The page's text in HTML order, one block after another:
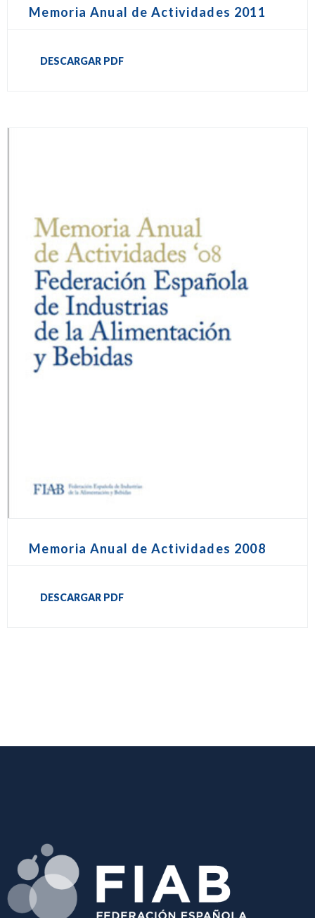
Memoria Anual de Actividades 2011
DESCARGAR PDF
Memoria Anual de Actividades 2008
DESCARGAR PDF